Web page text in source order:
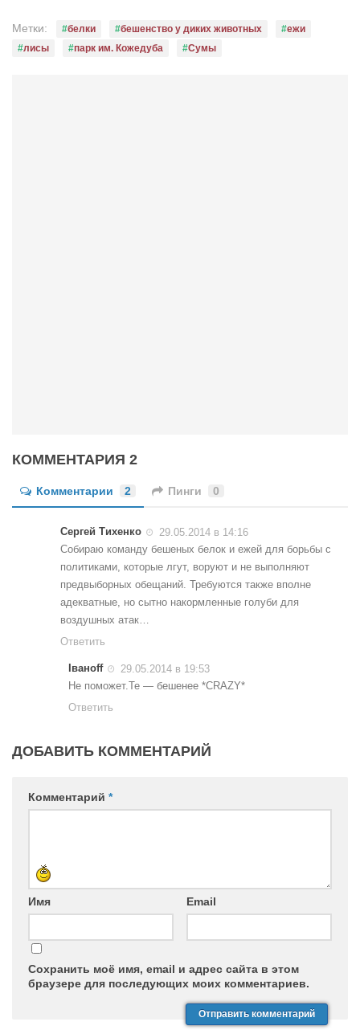
Литературный конкурс «Я люблю Украину»
Конкурс «Колибри — детям!» 2014
Конкурс «Колибри» 2013
Интервью
Афиша Киев
Афиша Сумы
Метки: белки бешенство у диких животных
ежи
лисы
парк им. Кожедуба Сумы
КОММЕНТАРИЯ 2
Комментарии 2 Пинги 0
Сергей Тихенко
29.05.2014 в 14:16
Собираю команду бешеных белок и ежей для борьбы с
политиками, которые лгут, воруют и не выполняют
предвыборных обещаний. Требуются также вполне
адекватные, но сытно накормленные голуби для
воздушных атак…
Ответить
Iваноff
29.05.2014 в 19:53
Не поможет.Те — бешенее *CRAZY*
Ответить
ДОБАВИТЬ КОММЕНТАРИЙ
Комментарий *
Имя Email
Сохранить моё имя, email и адрес сайта в этом
браузере для последующих моих комментариев.